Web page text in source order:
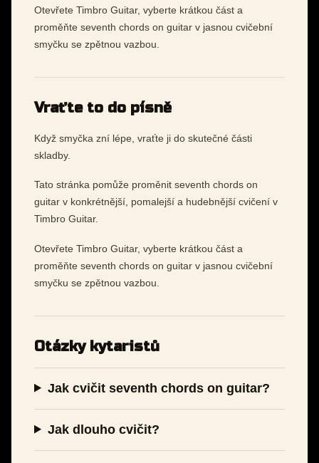
Otevřete Timbro Guitar, vyberte krátkou část a
proměňte seventh chords on guitar v jasnou cvičební
smyčku se zpětnou vazbou.
Vraťte to do písně
Když smyčka zní lépe, vraťte ji do skutečné části
skladby.
Tato stránka pomůže proměnit seventh chords on
guitar v konkrétnější, pomalejší a hudebnější cvičení v
Timbro Guitar.
Otevřete Timbro Guitar, vyberte krátkou část a
proměňte seventh chords on guitar v jasnou cvičební
smyčku se zpětnou vazbou.
Otázky kytaristů
Jak cvičit seventh chords on guitar?
Jak dlouho cvičit?